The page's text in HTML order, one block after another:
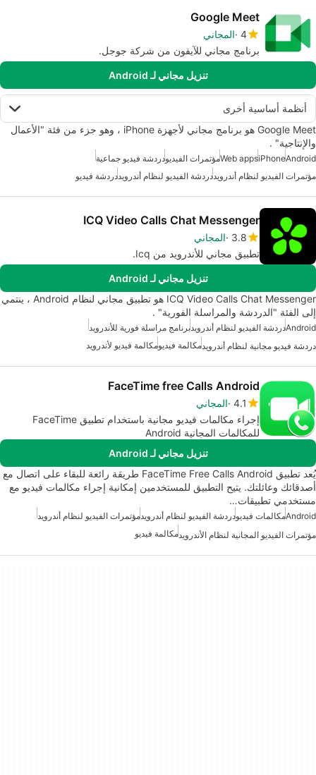
Google Meet
4 المجاني
برنامج مجاني للآيفون من شركة جوجل.
تنزيل مجاني لـ Android
أنظمة أساسية أخرى
Google Meet هو برنامج مجاني لأجهزة iPhone ، وهو جزء من فئة "الأعمال
والإنتاجية" .
Android
iPhone
Web appsمؤتمرات الفيديودردشة فيديو جماعية
مؤتمرات الفيديو لنظام أندرويددردشة الفيديو لنظام أندرويددردشة فيديو
ICQ Video Calls Chat Messenger
3.8 المجاني
تطبيق مجاني للأندرويد من Icq.
تنزيل مجاني لـ Android
ICQ Video Calls Chat Messenger هو تطبيق مجاني لنظام Android ، ينتمي
إلى الفئة "الدردشة والمراسلة الفورية" .
Androidدردشة الفيديو لنظام أندرويدبرنامج مراسلة فورية للأندرويد
دردشة فيديو مجانية لنظام أندرويدمكالمة فيديومكالمة فيديو لأندرويد
FaceTime free Calls Android
4.1 المجاني
إجراء مكالمات فيديو مجانية باستخدام تطبيق FaceTime
للمكالمات المجانية Android
تنزيل مجاني لـ Android
يُعد تطبيق FaceTime Free Calls Android طريقة رائعة للبقاء على اتصال مع
أصدقائك وعائلتك. يتيح التطبيق للمستخدمين إمكانية إجراء مكالمات فيديو مع
مستخدمي تطبيقات…
Androidمكالمات فيديودردشة الفيديو لنظام أندرويدمؤتمرات الفيديو لنظام أندرويد
مؤتمرات الفيديو المجانية لنظام الأندرويدمكالمة فيديو